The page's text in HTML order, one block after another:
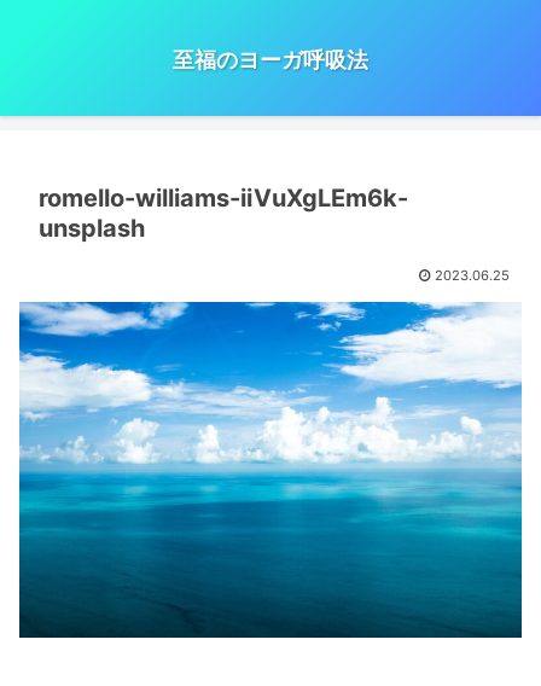
至福のヨーガ呼吸法
romello-williams-iiVuXgLEm6k-
unsplash
2023.06.25